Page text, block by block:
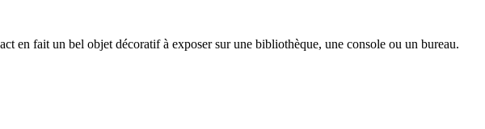
en fait un bel objet décoratif à exposer sur une bibliothèque, une console ou un bureau.